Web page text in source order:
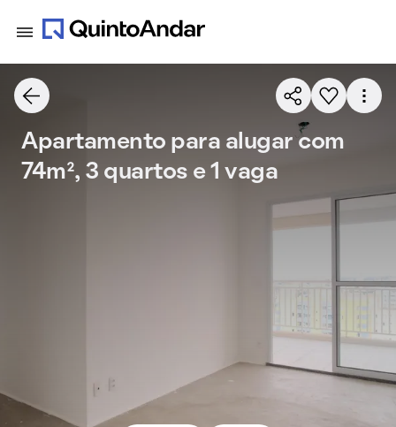
Apartamento para alugar com
74m², 3 quartos e 1 vaga